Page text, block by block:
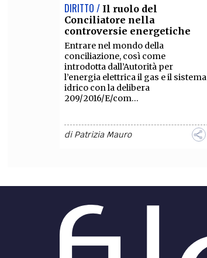
DIRITTO / Il ruolo del
Conciliatore nella
controversie energetiche
Entrare nel mondo della
conciliazione, così come
introdotta dall’Autorità per
l’energia elettrica il gas e il sistema
idrico con la delibera
209/2016/E/com...
diPatrizia Mauro